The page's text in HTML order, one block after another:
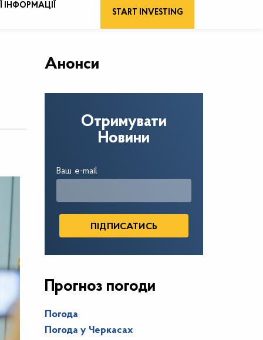
START INVESTING
Анонси
Отримувати
Новини
Ваш e-mail
Прогноз погоди
Погода
Погода у Черкасах